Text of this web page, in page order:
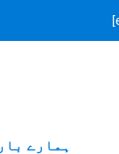
ہمارے